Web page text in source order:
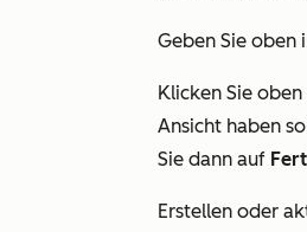
Geben Sie oben
Klicken Sie
Ansicht haben
Sie dann auf
Erstellen oder